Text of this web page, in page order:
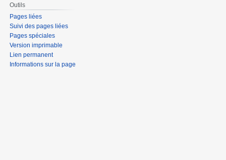
Outils
Pages liées
Suivi des pages liées
Pages spéciales
Version imprimable
Lien permanent
Informations sur la page